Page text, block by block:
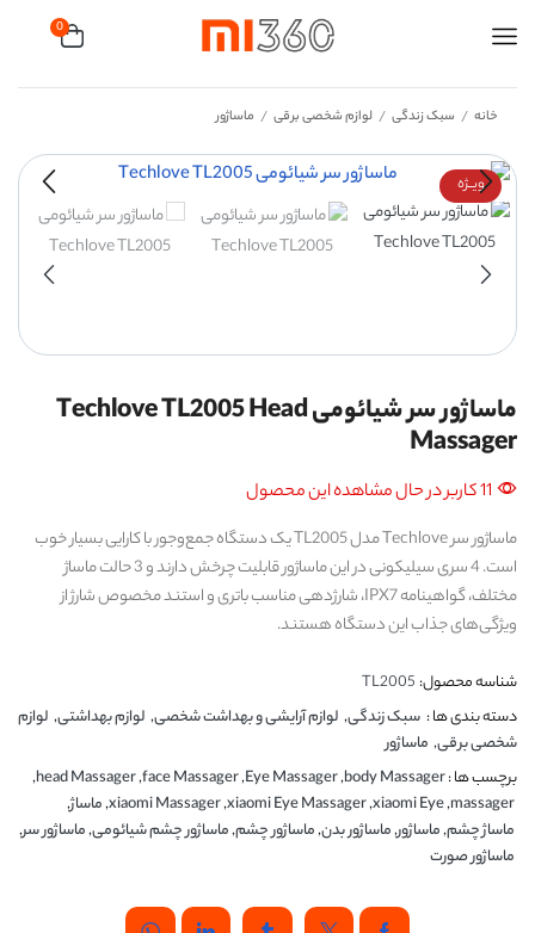
0
خانه / سبک زندگی / لوازم شخصی برقی / ماساژور
ویــژه
ماساژور سر شیائومی Techlove TL2005 Head
Massager
11 کاربر در حال مشاهده این محصول
ماساژور سر Techlove مدل TL2005 یک دستگاه جمع‌وجور با کارایی بسیار خوب
است. 4 سری سیلیکونی در این ماساژور قابلیت چرخش دارند و 3 حالت ماساژ
مختلف، گواهینامه IPX7، شارژدهی مناسب باتری و استند مخصوص شارژ از
ویژگی‌های جذاب این دستگاه هستند.
شناسه محصول: TL2005
دسته بندی ها : سبک زندگی, لوازم آرایشی و بهداشت شخصی, لوازم بهداشتی, لوازم
شخصی برقی, ماساژور
برچسب ها :body Massager
,
Eye Massager
,
face Massager
,
head Massager
,
massager
,
xiaomi Eye
,
xiaomi Eye Massager
,
xiaomi Massager
,ماساژ,
ماساژ چشم,ماساژور,ماساژور بدن,ماساژور چشم,ماساژور چشم شیائومی,ماساژور سر,
ماساژور صورت